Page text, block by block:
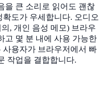
을 큰 소리로 읽어도 괜찮
도가 우세합니다. 오디오
, 개인 음성 메모) 브라우
고 몇 분 내에 사용 가능한
사용자가 브라우저에서 빠
작업을 결합합니다.